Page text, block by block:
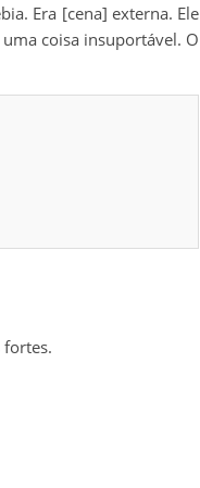
Era [cena] externa. Ele
coisa insuportável. O